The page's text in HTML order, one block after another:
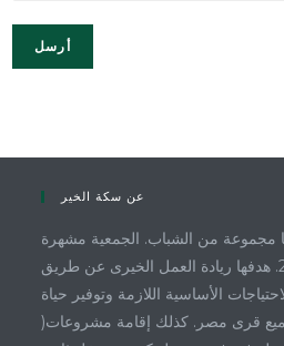
أرسل
عن سكة الخير
من الشباب. الجمعية مشهرة
برقم 5391 لسنه 2014. هدفها ريادة العمل الخيرى عن طريق
الأساسية اللازمة وتوفير حياة
قرى مصر. كذلك إقامة مشروعات(